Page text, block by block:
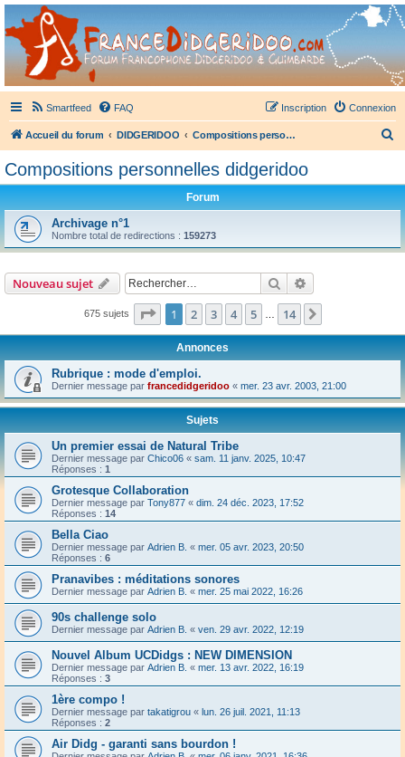
France Didgeridoo
Didgeridoo et Guimbarde sur France Didgeridoo - retrouvez la communauté.
Smartfeed FAQ Connexion
Inscription
Accueil du forum DIDGERIDOO Compositions personnelles didgeridoo
Compositions personnelles didgeridoo
Forum
Archivage n°1
Nombre total de redirections : 159273
Nouveau sujet Rechercher
675 sujets Page 1sur14
1 2 3 4 5 … 14
Annonces
Rubrique : mode d'emploi.
Dernier message par francedidgeridoo « mer. 23 avr. 2003, 21:00
Sujets
Un premier essai de Natural Tribe
Dernier message par Chico06 « sam. 11 janv. 2025, 10:47
Réponses : 1
Grotesque Collaboration
Dernier message par Tony877 « dim. 24 déc. 2023, 17:52
Réponses : 14
Bella Ciao
Dernier message par Adrien B. « mer. 05 avr. 2023, 20:50
Réponses : 6
Pranavibes : méditations sonores
Dernier message par Adrien B. « mer. 25 mai 2022, 16:26
90s challenge solo
Dernier message par Adrien B. « ven. 29 avr. 2022, 12:19
Nouvel Album UCDidgs : NEW DIMENSION
Dernier message par Adrien B. « mer. 13 avr. 2022, 16:19
Réponses : 3
1ère compo !
Dernier message par takatigrou « lun. 26 juil. 2021, 11:13
Réponses : 2
Air Didg - garanti sans bourdon !